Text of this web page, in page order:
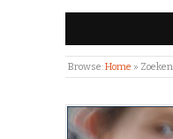
Browse:Home »